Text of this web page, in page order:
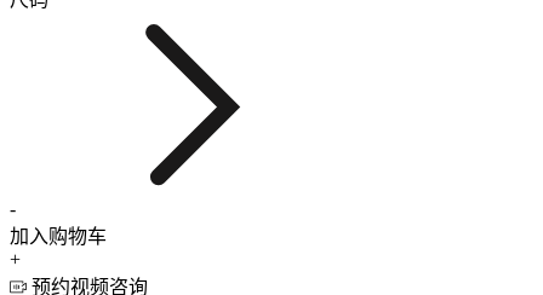
-
加入购物车
+
预约视频咨询